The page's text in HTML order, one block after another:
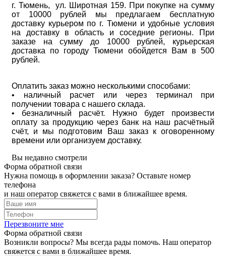
г. Тюмень, ул. Широтная 159. При покупке на сумму
от 10000 рублей мы предлагаем бесплатную
доставку курьером по г. Тюмени и удобные условия
на доставку в область и соседние регионы. При
заказе на сумму до 10000 рублей, курьерская
доставка по городу Тюмени обойдется Вам в 500
рублей.
Оплатить заказ можно несколькими способами:
• наличный расчет или через терминал при
получении товара с нашего склада.
• безналичный расчёт. Нужно будет произвести
оплату за продукцию через банк на наш расчётный
счёт, и мы подготовим Ваш заказ к оговоренному
времени или организуем доставку.
Вы недавно смотрели
Форма обратной связи
Нужна помощь в оформлении заказа? Оставьте номер
телефона
и наш оператор свяжется с вами в ближайшее время.
Перезвоните мне
Форма обратной связи
Возникли вопросы? Мы всегда рады помочь. Наш оператор
свяжется с вами в ближайшее время.